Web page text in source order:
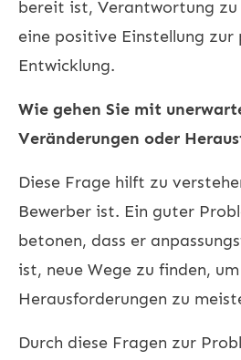
bereit ist, Verantwortung zu
eine positive Einstellung zur
Entwicklung.
Wie gehen Sie mit
Veränderungen oder
Diese Frage hilft zu
Bewerber ist. Ein guter
betonen, dass er
ist, neue Wege zu finden, um
Herausforderungen zu
Durch diese Fragen zur